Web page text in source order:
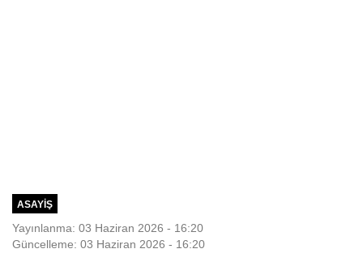
ASAYIŞ
Yayınlanma: 03 Haziran 2026 - 16:20
Güncelleme: 03 Haziran 2026 - 16:20